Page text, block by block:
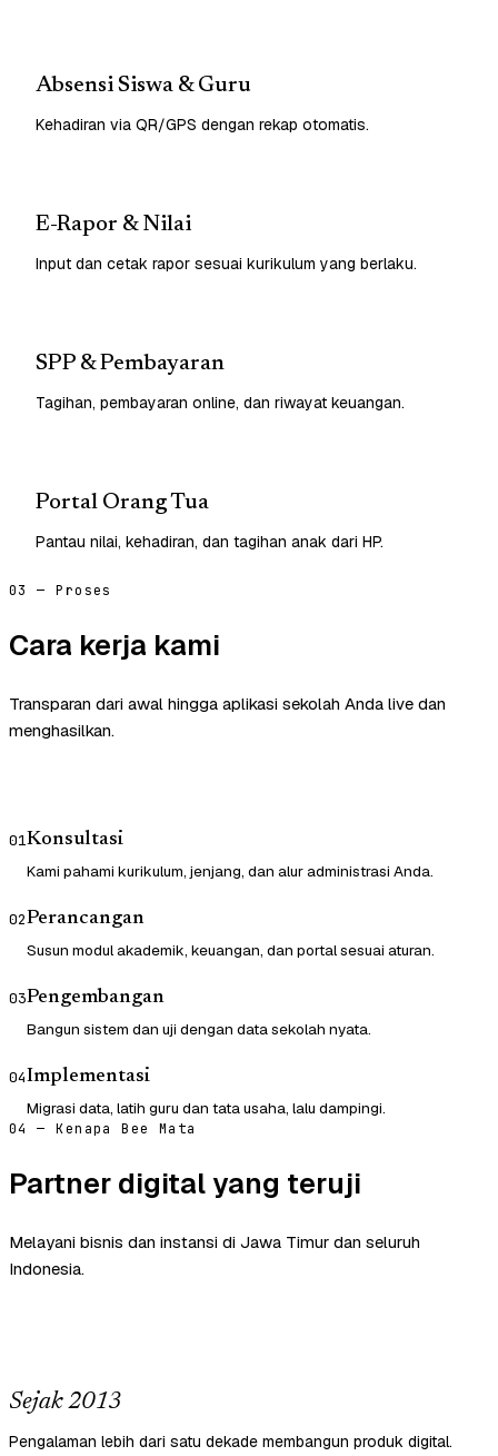
Absensi Siswa & Guru
Kehadiran via QR/GPS dengan rekap otomatis.
E-Rapor & Nilai
Input dan cetak rapor sesuai kurikulum yang berlaku.
SPP & Pembayaran
Tagihan, pembayaran online, dan riwayat keuangan.
Portal Orang Tua
Pantau nilai, kehadiran, dan tagihan anak dari HP.
03 — Proses
Cara kerja kami
Transparan dari awal hingga aplikasi sekolah Anda live dan
menghasilkan.
01Konsultasi
Kami pahami kurikulum, jenjang, dan alur administrasi Anda.
02Perancangan
Susun modul akademik, keuangan, dan portal sesuai aturan.
03Pengembangan
Bangun sistem dan uji dengan data sekolah nyata.
04Implementasi
Migrasi data, latih guru dan tata usaha, lalu dampingi.
04 — Kenapa Bee Mata
Partner digital yang teruji
Melayani bisnis dan instansi di Jawa Timur dan seluruh
Indonesia.
Sejak 2013
Pengalaman lebih dari satu dekade membangun produk digital.